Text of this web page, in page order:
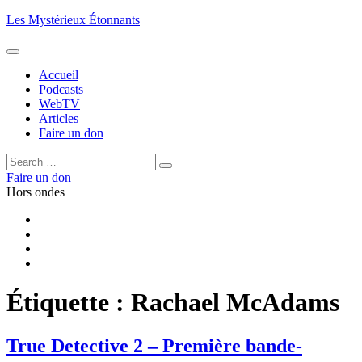
Aller
contenu
Les Mystérieux Étonnants
Accueil
Podcasts
WebTV
Articles
Faire un don
Rechercher :
Rechercher
Faire un don
Hors ondes
Étiquette : Rachael McAdams
True Detective 2 – Première bande-